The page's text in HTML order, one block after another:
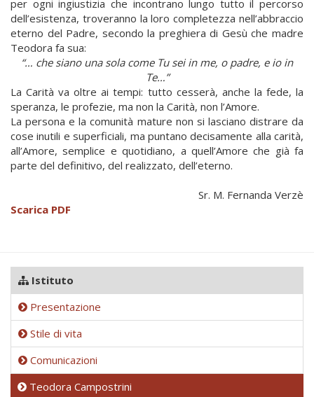
per ogni ingiustizia che incontrano lungo tutto il percorso
dell’esistenza, troveranno la loro completezza nell’abbraccio
eterno del Padre, secondo la preghiera di Gesù che madre
Teodora fa sua:
“… che siano una sola come Tu sei in me, o padre, e io in
Te…”
La Carità va oltre ai tempi: tutto cesserà, anche la fede, la
speranza, le profezie, ma non la Carità, non l’Amore.
La persona e la comunità mature non si lasciano distrare da
cose inutili e superficiali, ma puntano decisamente alla carità,
all’Amore, semplice e quotidiano, a quell’Amore che già fa
parte del definitivo, del realizzato, dell’eterno.
Sr. M. Fernanda Verzè
Scarica PDF
Istituto
Presentazione
Stile di vita
Comunicazioni
Teodora Campostrini